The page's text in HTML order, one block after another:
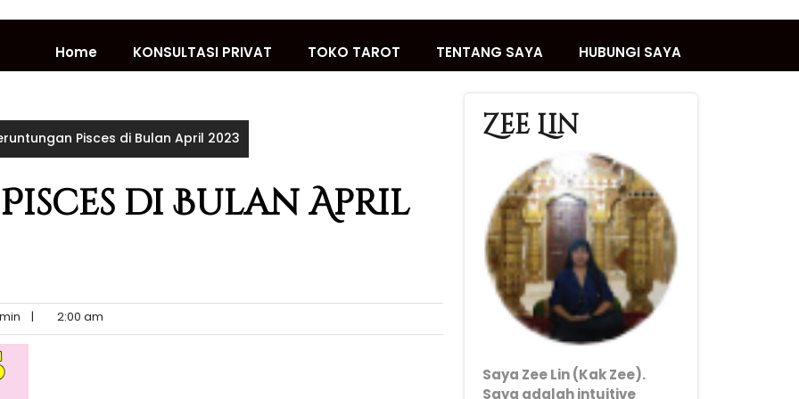
Home KONSULTASI PRIVAT TOKO TAROT TENTANG SAYA HUBUNGI SAYA
Pisces di Bulan April 2023
di Bulan April
| 2:00 am
Zee Lin
Saya Zee Lin (Kak Zee).
Saya adalah intuitive